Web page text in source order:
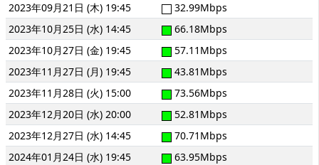
2023年09月21日 (木) 19:45
32.99Mbps
2023年10月25日 (水) 14:45
66.18Mbps
2023年10月27日 (金) 19:45
57.11Mbps
2023年11月27日 (月) 19:45
43.81Mbps
2023年11月28日 (火) 15:00
73.56Mbps
2023年12月20日 (水) 20:00
52.81Mbps
2023年12月27日 (水) 14:45
70.71Mbps
2024年01月24日 (水) 19:45
63.95Mbps